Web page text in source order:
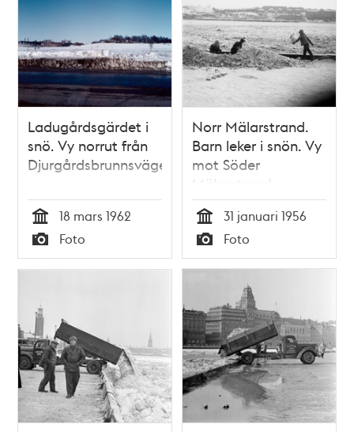
Ladugårdsgärdet i
snö. Vy norrut från
Djurgårdsbrunnsvägen
Tid
18 mars 1962
Typ
Foto
Norr Mälarstrand.
Barn leker i snön. Vy
mot Söder
Mälarstrand,
Riddarfjärden och
Skinnarviksberget
(t.v.)
Tid
31 januari 1956
Typ
Foto